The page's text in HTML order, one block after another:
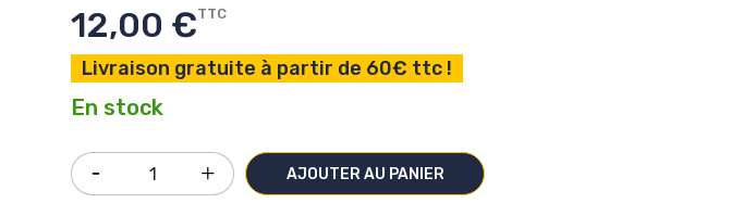
12,00 €TTC
Livraison gratuite à partir de 60€ ttc !
En stock
AJOUTER AU PANIER